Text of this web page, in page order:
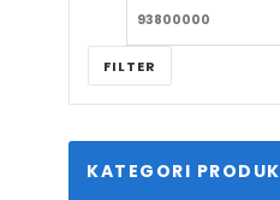
FILTER
KATEGORI PRODUK